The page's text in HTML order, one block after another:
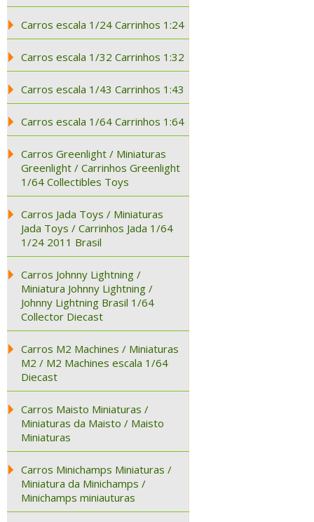
Carros escala 1/24 Carrinhos 1:24
Carros escala 1/32 Carrinhos 1:32
Carros escala 1/43 Carrinhos 1:43
Carros escala 1/64 Carrinhos 1:64
Carros Greenlight / Miniaturas
Greenlight / Carrinhos Greenlight
1/64 Collectibles Toys
Carros Jada Toys / Miniaturas
Jada Toys / Carrinhos Jada 1/64
1/24 2011 Brasil
Carros Johnny Lightning /
Miniatura Johnny Lightning /
Johnny Lightning Brasil 1/64
Collector Diecast
Carros M2 Machines / Miniaturas
M2 / M2 Machines escala 1/64
Diecast
Carros Maisto Miniaturas /
Miniaturas da Maisto / Maisto
Miniaturas
Carros Minichamps Miniaturas /
Miniatura da Minichamps /
Minichamps miniauturas